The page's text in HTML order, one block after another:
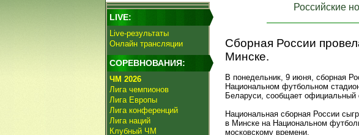
LIVE:
Live-результаты
Онлайн трансляции
СОРЕВНОВАНИЯ:
ЧМ 2026
Лига чемпионов
Лига Европы
Лига конференций
Лига наций
Клубный ЧМ
Российские
Сборная России
Минске.
В понедельник, 9 июня, сборная
Национальном футбольном
Беларуси, сообщает
Национальная сборная России
в Минске на Национальном
московскому времени.